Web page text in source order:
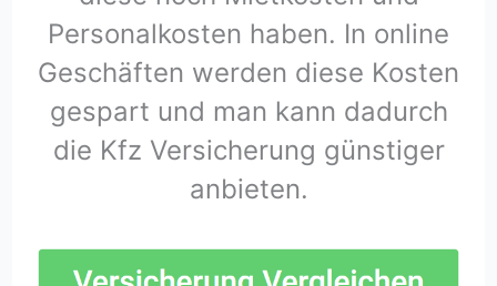
Personalkosten haben. In online
Geschäften werden diese Kosten
gespart und man kann dadurch
die Kfz Versicherung günstiger
anbieten.